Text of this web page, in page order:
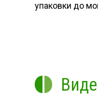
упаковки до